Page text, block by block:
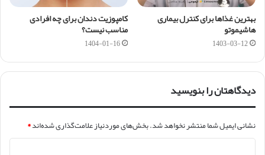
بهترین غذاها برای کنترل بیماری
هاشیموتو
1403-03-12
کامپوزیت دندان برای چه افرادی
مناسب نیست؟
1404-01-16
دیدگاهتان را بنویسید
نشانی ایمیل شما منتشر نخواهد شد.بخش‌های موردنیاز علامت‌گذاری شده‌اند*